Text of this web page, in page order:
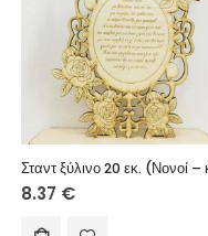
8.37 €